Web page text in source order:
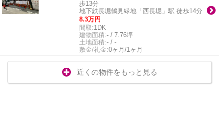
歩13分
地下鉄長堀鶴見緑地「西長堀」駅 徒歩14分
8.3万円
間取:1DK
建物面積:- / 7.76坪
土地面積:- / -
敷金/礼金:0ヶ月/1ヶ月
近くの物件をもっと見る